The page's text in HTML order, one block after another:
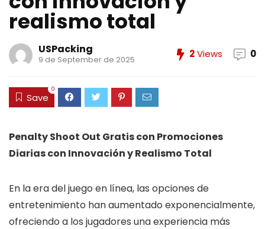
realismo total
USPacking
9 de September de 2025 2Views 0
Save
0
Penalty Shoot Out Gratis con Promociones
Diarias con Innovación y Realismo Total
En la era del juego en línea, las opciones de
entretenimiento han aumentado exponencialmente,
ofreciendo a los jugadores una experiencia más